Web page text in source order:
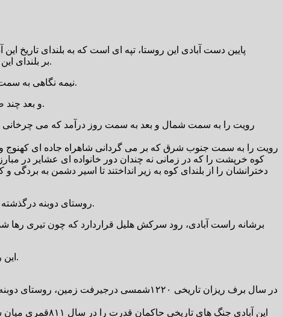
پایین دست آبادی این روستا، تپه ای است که به بلندای تاریخ
بر بلندای این تپه رو به غروب که می نگری کوه «قرغتو» را می بینی که چون شتری ایستاده می ماند که سرخم کرده تا از تنگه حیدری آب خورده باشد.
نیمه نگاهی به سمت پائین دست بیندازی، آب گرم چکری معروف به آب گرم صالحی و پشته ماهیگی (ماهی ای) که خود یادآور اتفاقی تاریخی است قرار دارد.
و بعد چند صدارس آن طرفتر تپه باستانی کنارصندل و مهدتمدن بشریت را می بینی که قد برافراشته بر آسمان، و فریاد من هنوز زنده ام بر می آورد.
رویت را به سمت شمال و بعد به سمت روز درآمد که می چرخانی
رویت را به سمت جنوب شرق که بر می گردانی شاهراه جاده ای کهنوج و
کوه خرپشت را که در زمانی نه چندان دور خانواده ای عشایر در
دخترانشان را از بلندای کوه به زیر انداختند تا اسیر دشمن به بردگی
روستای دوبنه درگذشته های بسیار دور به نام « بُنگوئیه» که تپه ای به همین نام و در مسیر تپه تاریخی میانده وتپه تاریخی سرونی قرار دارد، نامیده می شده است.
برشانه راست آبادی، رود سرکش هلیل قراردارد که چون تیری رها
این رود چون دیو سرکشی می ماند که از کمند پسرزال گریخته باشد، همچون اسب رام نشده و وحشی که هلهله سرخپوستان در پی اش باشد.
این آبادی جنگ